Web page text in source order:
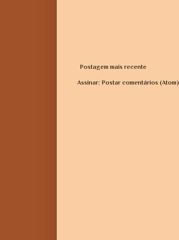
Postagem mais recente
Assinar: Postar comentários (Atom)